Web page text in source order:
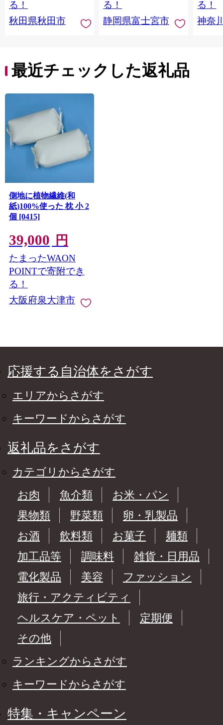
田県秋田市
る！
秋田県秋田市
る！
静岡県富士宮市
川県
トペー
る！
神奈
最近チェックした返礼品
側地に植物繊維(和
紙)100%使った 枕 小 2
個 [0415]
39,000 円
たまったWAON
POINTで寄附でき
る！
大阪府泉大津市
応援する自治体をさがす
エリアからさがす
キーワードからさがす
返礼品をさがす
カテゴリからさがす
お肉
魚介類
お米・パン
果物類
野菜類
卵・乳製品
お酒
飲料類 お菓子
麺類
加工品等
調味料
雑貨・日用品
電化製品
美容
ファッション
旅行・アクティビティ
ヘルスケア・ペット
定期便
その他
ランキングからさがす
キーワードからさがす
特集・キャンペーン